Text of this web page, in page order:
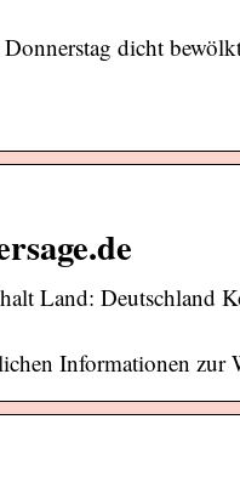
dicht
Land: Deutschland
Informationen zur